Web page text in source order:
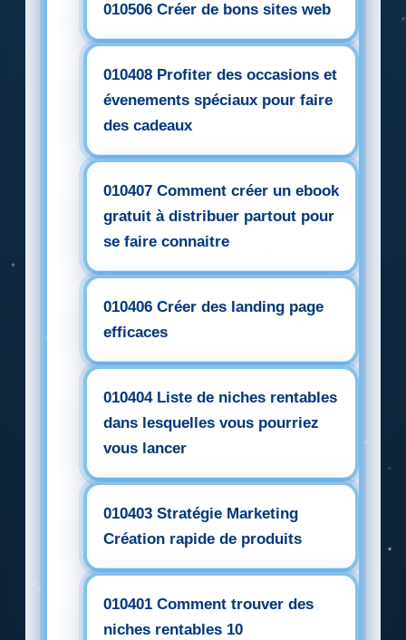
010506 Créer de bons sites web
010408 Profiter des occasions et
évenements spéciaux pour faire
des cadeaux
010407 Comment créer un ebook
gratuit à distribuer partout pour
se faire connaitre
010406 Créer des landing page
efficaces
010404 Liste de niches rentables
dans lesquelles vous pourriez
vous lancer
010403 Stratégie Marketing
Création rapide de produits
010401 Comment trouver des
niches rentables 10